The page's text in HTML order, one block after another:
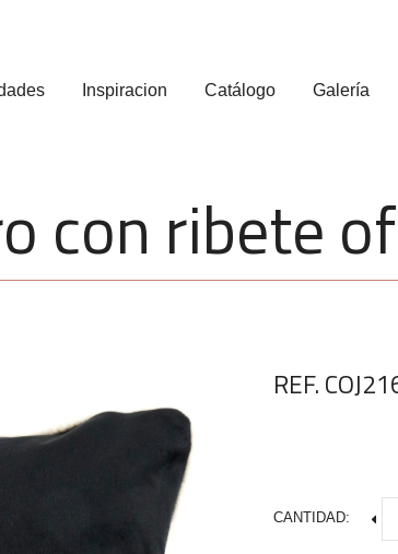
Inspiracion Catálogo Galería
con ribete
REF.
CANTIDAD: